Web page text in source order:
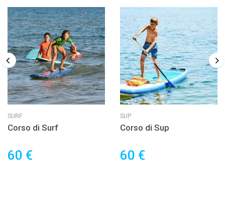
SURF
Corso di Surf
60 €
SUP
Corso di Sup
60 €